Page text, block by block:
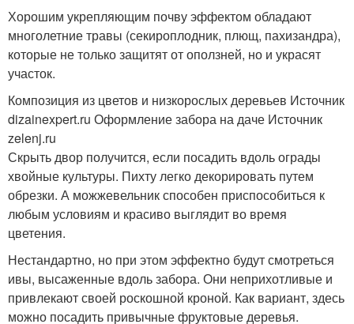
Хорошим укрепляющим почву эффектом обладают
многолетние травы (секироплодник, плющ, пахизандра),
которые не только защитят от оползней, но и украсят
участок.
Композиция из цветов и низкорослых деревьев Источник
dizainexpert.ru Оформление забора на даче Источник
zelenj.ru
Скрыть двор получится, если посадить вдоль ограды
хвойные культуры. Пихту легко декорировать путем
обрезки. А можжевельник способен приспособиться к
любым условиям и красиво выглядит во время
цветения.
Нестандартно, но при этом эффектно будут смотреться
ивы, высаженные вдоль забора. Они неприхотливые и
привлекают своей роскошной кроной. Как вариант, здесь
можно посадить привычные фруктовые деревья.